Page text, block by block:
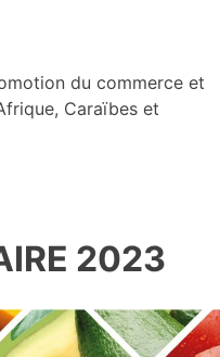
du commerce et
Caraïbes et
2023